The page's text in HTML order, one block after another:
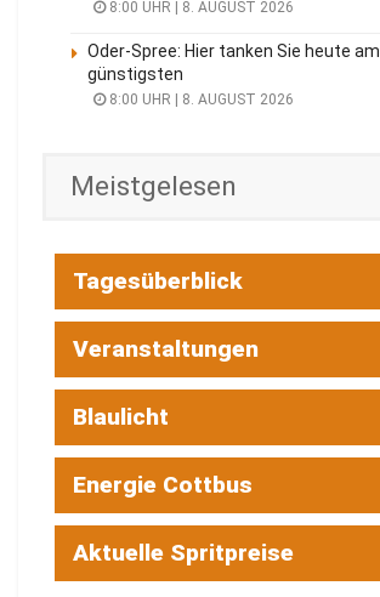
8:00 UHR | 8. AUGUST 2026
Oder-Spree: Hier tanken Sie heute am
günstigsten
8:00 UHR | 8. AUGUST 2026
Meistgelesen
Tagesüberblick
Veranstaltungen
Blaulicht
Energie Cottbus
Aktuelle Spritpreise